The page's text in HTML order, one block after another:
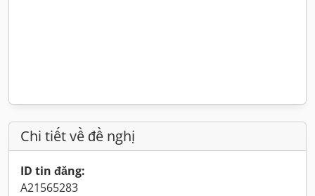
Chi tiết về đề nghị
ID tin đăng:
A21565283